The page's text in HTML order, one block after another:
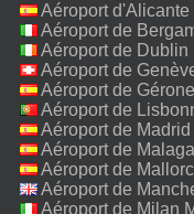
Aéroport d'Alicante
Aéroport de
Aéroport de Dublin
Aéroport de
Aéroport de Gérone
Aéroport de
Aéroport de Madrid
Aéroport de Malaga
Aéroport de
Aéroport de
Aéroport de Milan